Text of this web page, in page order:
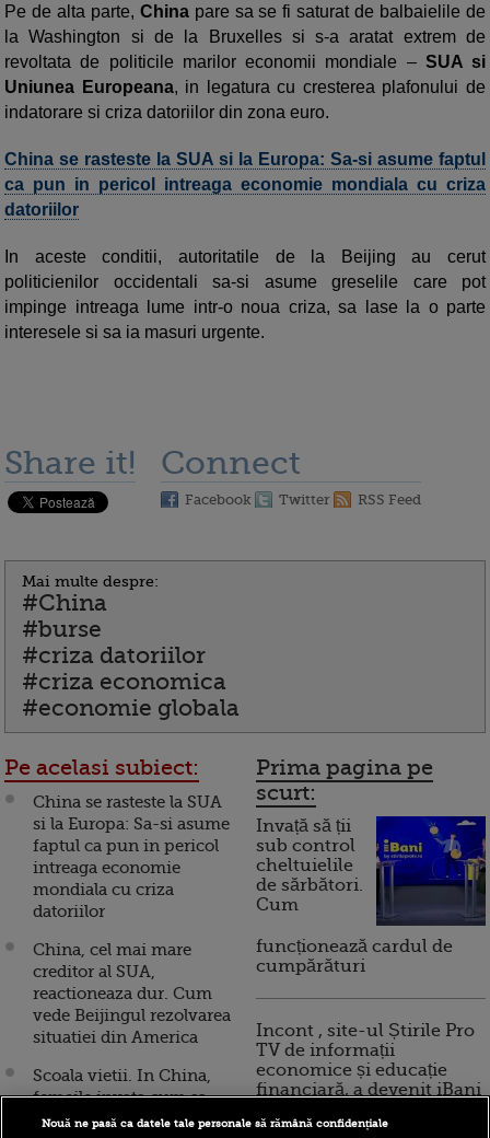
Pe de alta parte, Chinapare sa se fi saturat de balbaielile de
la Washington si de la Bruxelles si s-a aratat extrem de
revoltata de politicile marilor economii mondiale – SUA si
Uniunea Europeana, in legatura cu cresterea plafonului de
indatorare si criza datoriilor din zona euro.
China se rasteste la SUA si la Europa: Sa-si asume faptul
ca pun in pericol intreaga economie mondiala cu criza
datoriilor
In aceste conditii, autoritatile de la Beijing au cerut
politicienilor occidentali sa-si asume greselile care pot
impinge intreaga lume intr-o noua criza, sa lase la o parte
interesele si sa ia masuri urgente.
Share it! Connect
Facebook Twitter RSS Feed
Mai multe despre:
#China
#burse
#criza datoriilor
#criza economica
#economie globala
Pe acelasi subiect:
China se rasteste la SUA
si la Europa: Sa-si asume
faptul ca pun in pericol
intreaga economie
mondiala cu criza
datoriilor
China, cel mai mare
creditor al SUA,
reactioneaza dur. Cum
vede Beijingul rezolvarea
situatiei din America
Scoala vietii. In China,
femeile invata cum sa
cucereasca milionari
Prima pagina pe
scurt:
Invață să ții
sub control
cheltuielile
de sărbători.
Cum
funcționează cardul de
cumpărături
Incont , site-ul Știrile Pro
TV de informații
economice și educație
financiară, a devenit iBani
Nouă ne pasă ca datele tale personale să rămână confidențiale